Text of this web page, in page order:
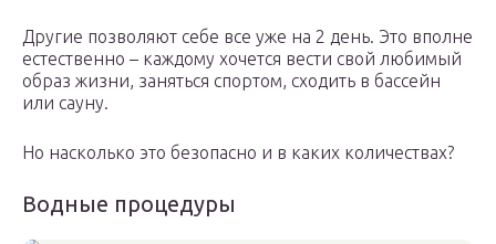
Другие позволяют себе все уже на 2 день. Это вполне
естественно – каждому хочется вести свой любимый
образ жизни, заняться спортом, сходить в бассейн
или сауну.
Но насколько это безопасно и в каких количествах?
Водные процедуры